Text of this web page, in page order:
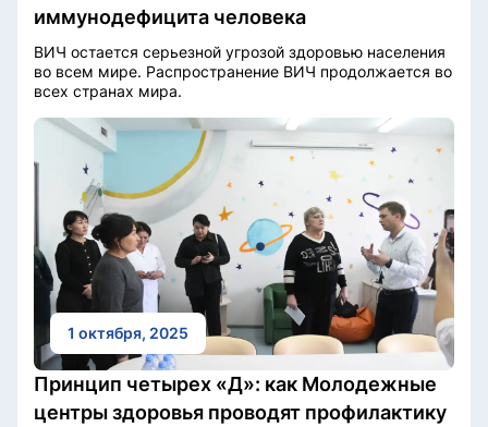
иммунодефицита человека
ВИЧ остается серьезной угрозой здоровью населения
во всем мире. Распространение ВИЧ продолжается во
всех странах мира.
1 октября, 2025
Принцип четырех «Д»: как Молодежные
центры здоровья проводят профилактику